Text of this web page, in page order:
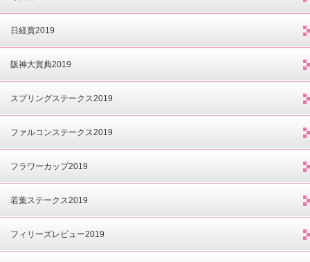
日経賞2019
阪神大賞典2019
スプリングステークス2019
ファルコンステークス2019
フラワーカップ2019
若葉ステークス2019
フィリーズレビュー2019